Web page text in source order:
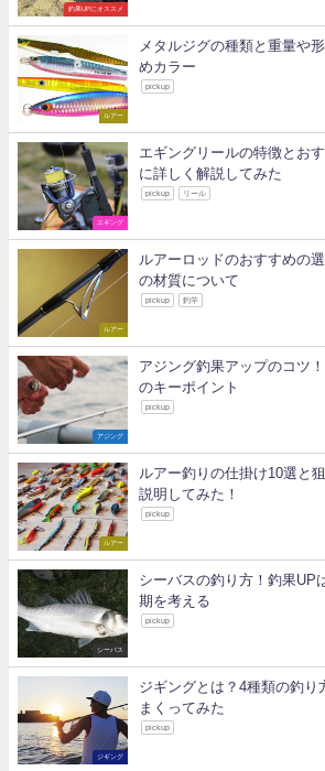
釣果UPにオススメ
ルアー
メタルジグの種類と重量や
めカラー
pickup
エギング
エギングリールの特徴とお
に詳しく解説してみた
pickup リール
ルアー
ルアーロッドのおすすめの
の材質について
pickup 釣竿
アジング
アジング釣果アップのコツ
のキーポイント
pickup
ルアー
ルアー釣りの仕掛け10選と
説明してみた！
pickup
シーバス
シーバスの釣り方！釣果UP
期を考える
pickup
ジギング
ジギングとは？4種類の釣り
まくってみた
pickup